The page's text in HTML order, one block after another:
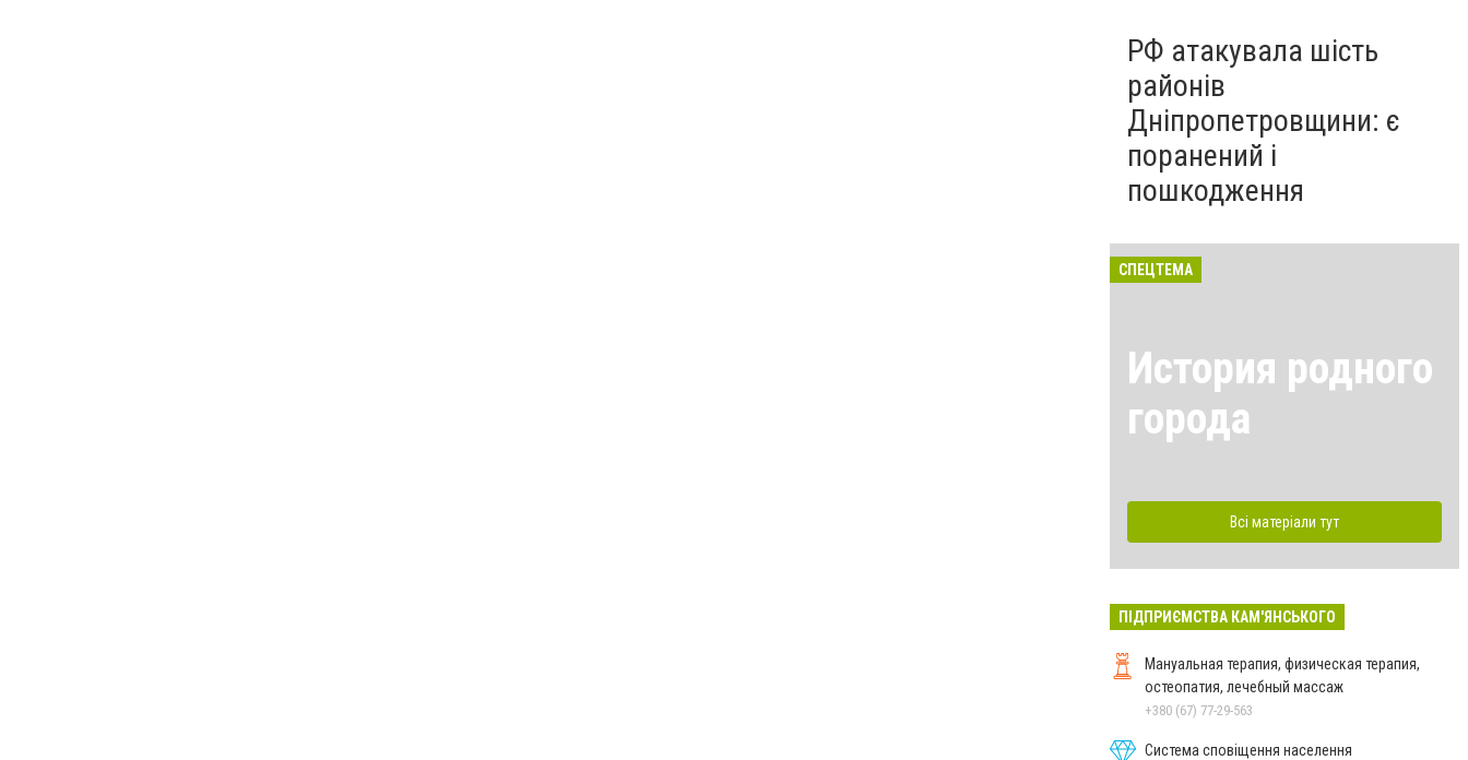
РФ атакувала шість
районів
Дніпропетровщини: є
поранений і
пошкодження
СПЕЦТЕМА
История родного
города
Всі матеріали тут
ПІДПРИЄМСТВА КАМ'ЯНСЬКОГО
Мануальная терапия, физическая терапия,
остеопатия, лечебный массаж
+380 (67) 77-29-563
Система сповіщення населення